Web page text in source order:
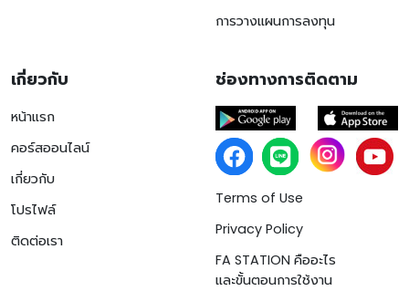
การวางแผนการลงทุน
เกี่ยวกับ
หน้าแรก
คอร์สออนไลน์
เกี่ยวกับ
โปรไฟล์
ติดต่อเรา
ช่องทางการติดตาม
Terms of Use
Privacy Policy
FA STATION คืออะไร
และขั้นตอนการใช้งาน